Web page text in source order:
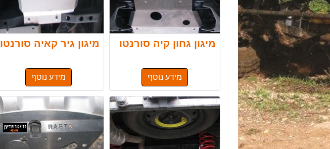
מיגון גחון קיה סורנטו
מידע נוסף
מיגון גיר קאיה סורנטו
מידע נוסף